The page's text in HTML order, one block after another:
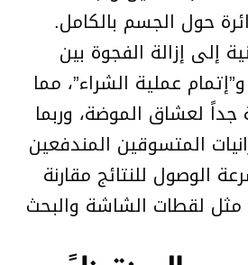
حول الجسم بالكامل.
إلى إزالة الفجوة بين
عملية الشراء”، مما
جداً لعشاق الموضة، وربما
المتسوقين المندفعين
الوصول للنتائج مقارنة
مثل لقطات الشاشة والبحث